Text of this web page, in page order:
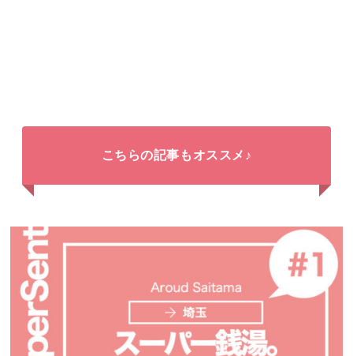
こちらの記事もオススメ♪